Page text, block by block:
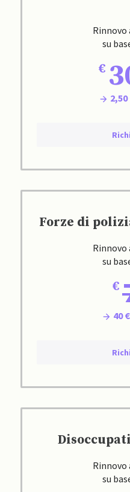
su
2,50
Forze di
su
40 €
su